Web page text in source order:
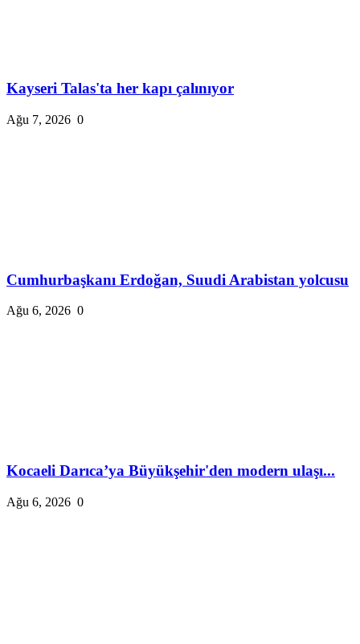
Kayseri Talas'ta her kapı çalınıyor
Ağu 7, 2026 0
Cumhurbaşkanı Erdoğan, Suudi Arabistan yolcusu
Ağu 6, 2026 0
Kocaeli Darıca’ya Büyükşehir'den modern ulaşı...
Ağu 6, 2026 0